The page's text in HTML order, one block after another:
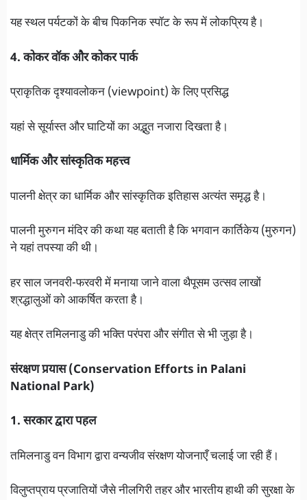
यह स्थल पर्यटकों के बीच पिकनिक स्पॉट के रूप में लोकप्रिय है।
4. कोकर वॉक और कोकर पार्क
प्राकृतिक दृश्यावलोकन (viewpoint) के लिए प्रसिद्ध
यहां से सूर्यास्त और घाटियों का अद्भुत नजारा दिखता है।
धार्मिक और सांस्कृतिक महत्त्व
पालनी क्षेत्र का धार्मिक और सांस्कृतिक इतिहास अत्यंत समृद्ध है।
पालनी मुरुगन मंदिर की कथा यह बताती है कि भगवान कार्तिकेय (मुरुगन)
ने यहां तपस्या की थी।
हर साल जनवरी-फरवरी में मनाया जाने वाला थैपूसम उत्सव लाखों
श्रद्धालुओं को आकर्षित करता है।
यह क्षेत्र तमिलनाडु की भक्ति परंपरा और संगीत से भी जुड़ा है।
संरक्षण प्रयास (Conservation Efforts in Palani
National Park)
1. सरकार द्वारा पहल
तमिलनाडु वन विभाग द्वारा वन्यजीव संरक्षण योजनाएँ चलाई जा रही हैं।
विलुप्तप्राय प्रजातियों जैसे नीलगिरी तहर और भारतीय हाथी की सुरक्षा के